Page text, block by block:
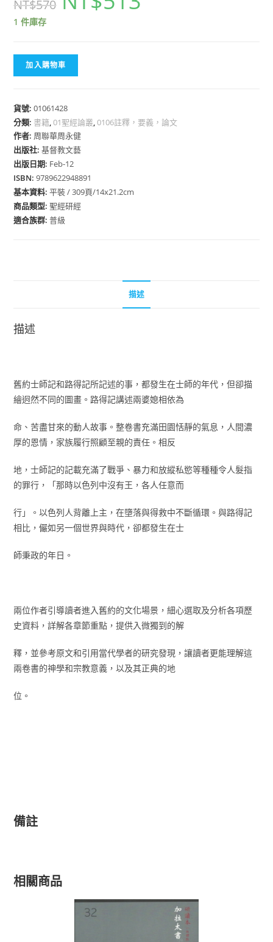
NT$570
1 件庫存
加入購物車
貨號:01061428
分類: 書籍,01聖經論叢,0106註釋，要義，論文
作者: 周聯華周永健
出版社:基督教文藝
出版日期: Feb-12
ISBN:9789622948891
基本資料:平裝 / 309頁/14x21.2cm
商品類型:聖經研經
適合族群:普級
描述
描述
舊約士師記和路得記所記述的事，都發生在士師的年代，但卻描
繪迥然不同的圖畫。路得記講述兩婆媳相依為
命、苦盡甘來的動人故事。整卷書充滿田園恬靜的氣息，人間濃
厚的恩情，家族履行照顧至親的責任。相反
地，士師記的記載充滿了戰爭、暴力和放縱私慾等種種令人髮指
的罪行，「那時以色列中沒有王，各人任意而
行」。以色列人背離上主，在墮落與得救中不斷循環。與路得記
相比，儼如另一個世界與時代，卻都發生在士
師秉政的年日。
兩位作者引導讀者進入舊約的文化場景，細心選取及分析各項歷
史資料，詳解各章節重點，提供入微獨到的解
釋，並參考原文和引用當代學者的研究發現，讓讀者更能理解這
兩卷書的神學和宗教意義，以及其正典的地
位。
備註
相關商品